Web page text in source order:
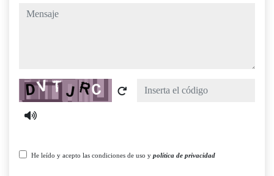
mensaje
Captcha
He leído y acepto las condiciones de uso y política de privacidad